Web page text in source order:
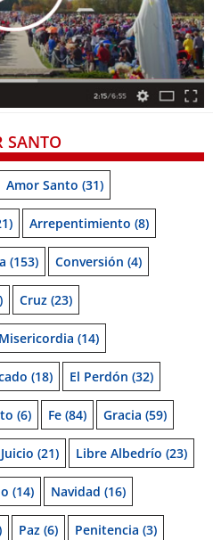
SANTO
Amor Santo (31)
Arrepentimiento (8)
(153) Conversión (4)
Cruz (23)
(14)
(18) El Perdón (32)
(6) Fe (84) Gracia (59)
Juicio (21) Libre Albedrío (23)
(14) Navidad (16)
Paz (6) Penitencia (3)